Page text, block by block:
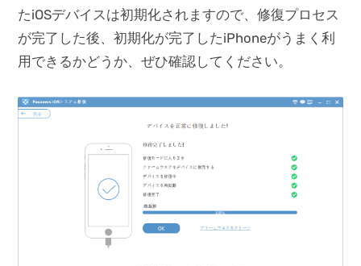
たiOSデバイスは初期化されますので、修復プロセス
が完了した後、初期化が完了したiPhoneがうまく利
用できるかどうか、ぜひ確認してください。